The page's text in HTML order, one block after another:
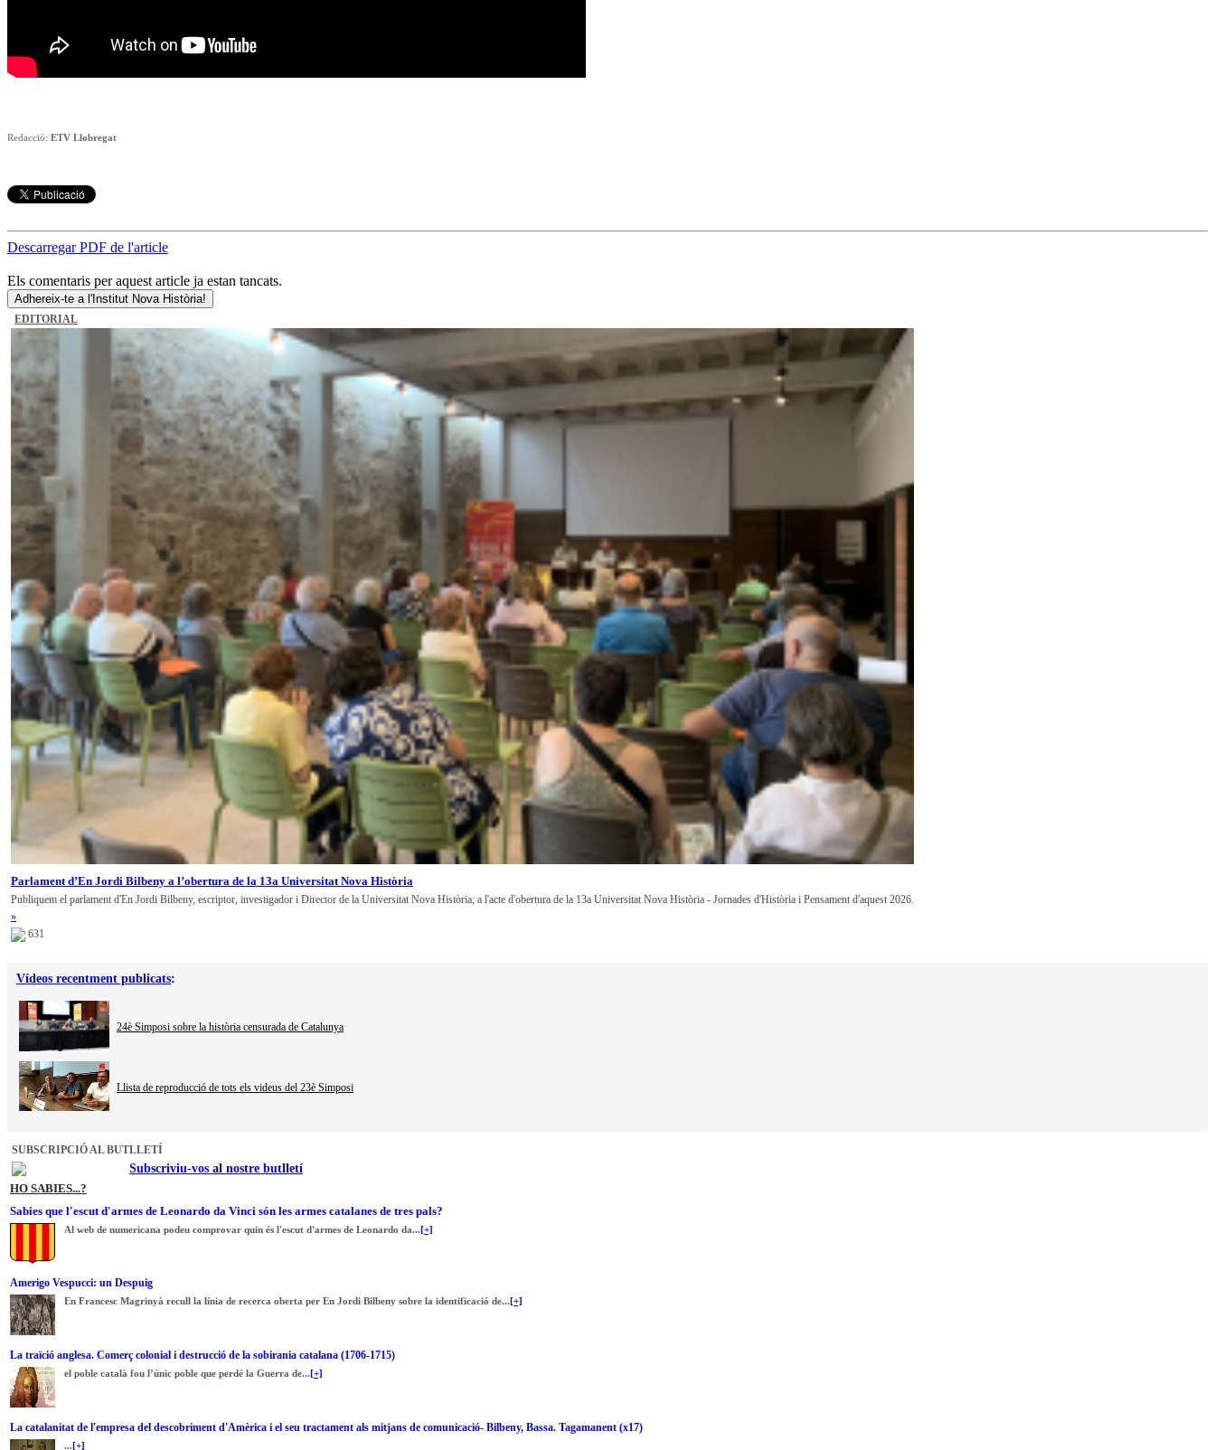
Redacció: ETV Llobregat
Descarregar PDF de l'article
Els comentaris per aquest article ja estan tancats.
Adhereix-te a l'Institut Nova Història!
EDITORIAL
Parlament d’En Jordi Bilbeny a l’obertura de la 13a Universitat Nova Història
Publiquem el parlament d'En Jordi Bilbeny, escriptor, investigador i Director de la Universitat Nova Història; a l'acte d'obertura de la 13a Universitat Nova Història - Jornades d'Història i Pensament d'aquest 2026.
»
631
Vídeos recentment publicats:
24è Simposi sobre la història censurada de Catalunya
Llista de reproducció de tots els videus del 23è Simposi
SUBSCRIPCIÓ AL BUTLLETÍ
Subscriviu-vos al nostre butlletí
HO SABIES...?
Sabies que l'escut d'armes de Leonardo da Vinci són les armes catalanes de tres pals?
Al web de numericana podeu comprovar quin és l'escut d'armes de Leonardo da...[+]
Amerigo Vespucci: un Despuig
En Francesc Magrinyà recull la línia de recerca oberta per En Jordi Bilbeny sobre la identificació de...[+]
La traïció anglesa. Comerç colonial i destrucció de la sobirania catalana (1706-1715)
el poble català fou l’únic poble que perdé la Guerra de...[+]
La catalanitat de l'empresa del descobriment d'Amèrica i el seu tractament als mitjans de comunicació- Bilbeny, Bassa. Tagamanent (x17)
...[+]